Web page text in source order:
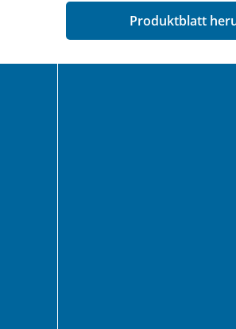
Produktblatt